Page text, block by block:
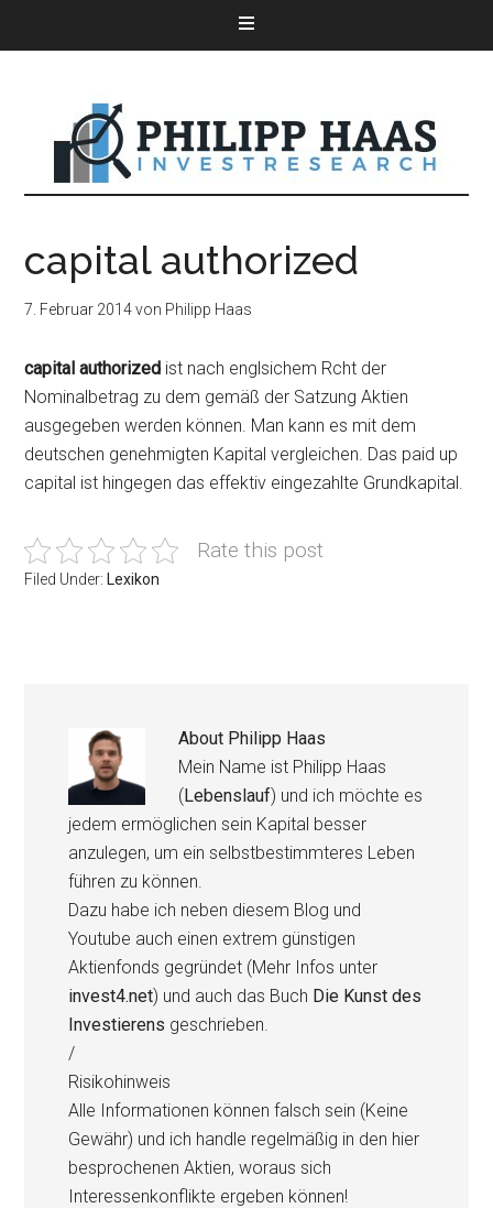
capital authorized
7. Februar 2014von Philipp Haas
capital authorized ist nach englsichem Rcht der
Nominalbetrag zu dem gemäß der Satzung Aktien
ausgegeben werden können. Man kann es mit dem
deutschen genehmigten Kapital vergleichen. Das paid up
capital ist hingegen das effektiv eingezahlte Grundkapital.
Rate this post
Filed Under: Lexikon
About Philipp Haas
Mein Name ist Philipp Haas
(Lebenslauf) und ich möchte es
jedem ermöglichen sein Kapital besser
anzulegen, um ein selbstbestimmteres Leben
führen zu können.
Dazu habe ich neben diesem Blog und
Youtube auch einen extrem günstigen
Aktienfonds gegründet (Mehr Infos unter
invest4.net) und auch das Buch Die Kunst des
Investierens geschrieben.
/
Risikohinweis
Alle Informationen können falsch sein (Keine
Gewähr) und ich handle regelmäßig in den hier
besprochenen Aktien, woraus sich
Interessenkonflikte ergeben können!